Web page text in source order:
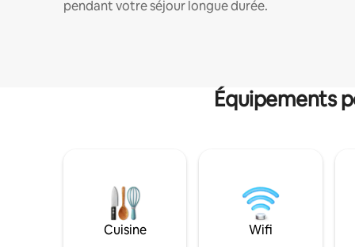
pendant votre séjour longue durée.
Équipements
Cuisine Wifi